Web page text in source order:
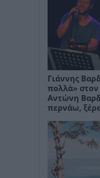
Γιάννης
πολλά» στον
Αντώνη
περνάω,